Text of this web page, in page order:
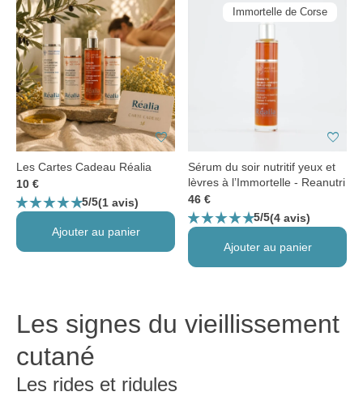
favorite
Les Cartes Cadeau Réalia
10 €
star_ratestar_ratestar_ratestar_ratestar_rate5/5(1 avis)
Ajouter au panier
Immortelle de Corse
favorite
Sérum du soir nutritif yeux et
lèvres à l’Immortelle - Reanutri
46 €
star_ratestar_ratestar_ratestar_ratestar_rate5/5(4 avis)
Ajouter au panier
Les signes du vieillissement
cutané
Les rides et ridules